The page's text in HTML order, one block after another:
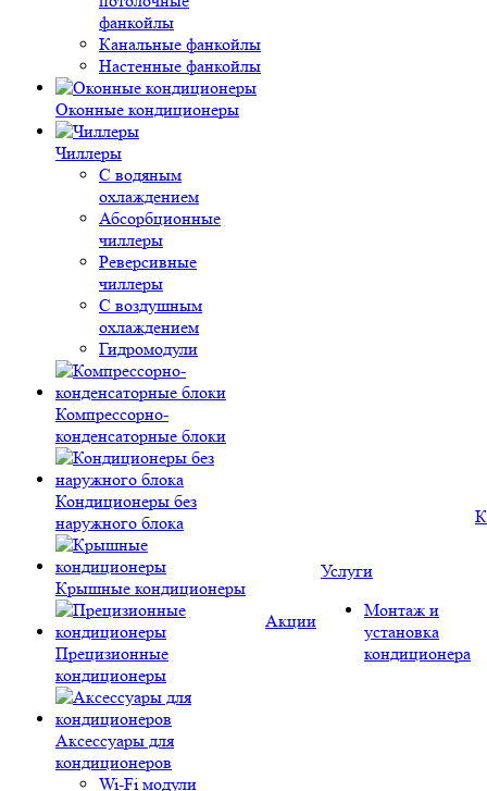
фанкойлы
Канальные фанкойлы
Настенные фанкойлы
Оконные кондиционеры
Чиллеры
С водяным
охлаждением
Абсорбционные
чиллеры
Реверсивные
чиллеры
С воздушным
охлаждением
Гидромодули
Компрессорно-
конденсаторные блоки
Кондиционеры без
наружного блока
Крышные кондиционеры
Прецизионные
кондиционеры
Аксессуары для
кондиционеров
Wi-Fi модули
Акции
Услуги
Монтаж и
установка
кондиционера